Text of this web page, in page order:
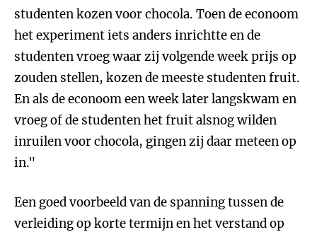
studenten kozen voor chocola. Toen de econoom
het experiment iets anders inrichtte en de
studenten vroeg waar zij volgende week prijs op
zouden stellen, kozen de meeste studenten fruit.
En als de econoom een week later langskwam en
vroeg of de studenten het fruit alsnog wilden
inruilen voor chocola, gingen zij daar meteen op
in."
Een goed voorbeeld van de spanning tussen de
verleiding op korte termijn en het verstand op